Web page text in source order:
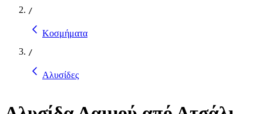
/
Κοσμήματα
/
Αλυσίδες